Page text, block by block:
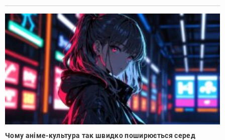
Чому аніме-культура так швидко поширюється серед